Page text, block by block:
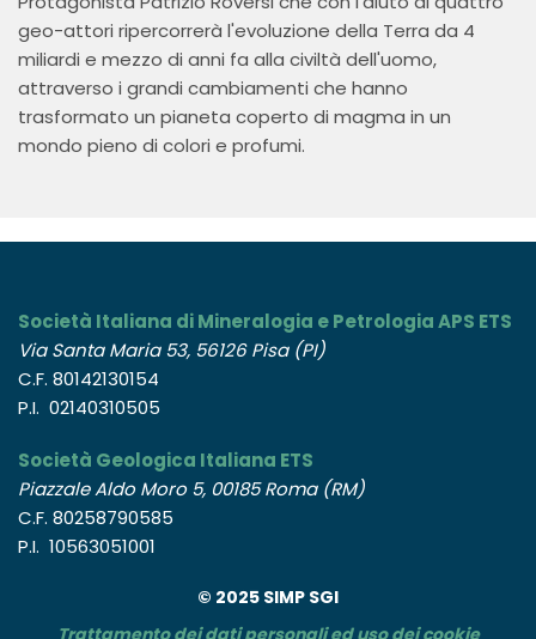
geo-attori ripercorrerà l'evoluzione della Terra da 4
miliardi e mezzo di anni fa alla civiltà dell'uomo,
attraverso i grandi cambiamenti che hanno
trasformato un pianeta coperto di magma in un
mondo pieno di colori e profumi.
Società Italiana di Mineralogia e Petrologia APS ETS
Via Santa Maria 53, 56126 Pisa (PI)
C.F. 80142130154
P.I. 02140310505
Società Geologica Italiana ETS
Piazzale Aldo Moro 5, 00185 Roma (RM)
C.F. 80258790585
P.I. 10563051001
© 2025 SIMP SGI
Trattamento dei dati personali ed uso dei cookie